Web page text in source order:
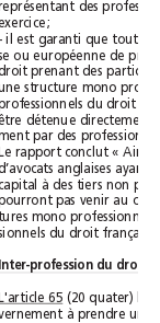
exercice;
L'article 65